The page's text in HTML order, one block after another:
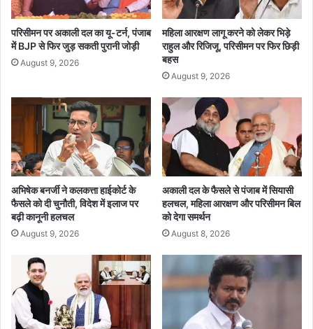
त्री
का
ब
ड़ा
न
यों
की
मौ
त
मी
द
ह
श
त
का
मा
हौ
परिसीमन पर अकाली दल का यू-टर्न, पंजाब
में BJP से फिर जुड़ सकती पुरानी जोड़ी
August 9, 2026
महिला आरक्षण लागू करने को लेकर भिड़े
राहुल और रिजिजू, परिसीमन पर फिर छिड़ी
बहस
August 9, 2026
अभिषेक बनर्जी ने कलकत्ता हाईकोर्ट के
फैसले को दी चुनौती, विदेश में इलाज पर
बढ़ी कानूनी हलचल
August 9, 2026
अकाली दल के फैसले से पंजाब में सियासी
हलचल, महिला आरक्षण और परिसीमन बिल
को देगा समर्थन
August 8, 2026